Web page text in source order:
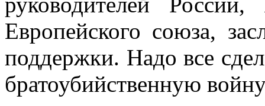
Европейского союза,
поддержки. Надо все
братоубийственную